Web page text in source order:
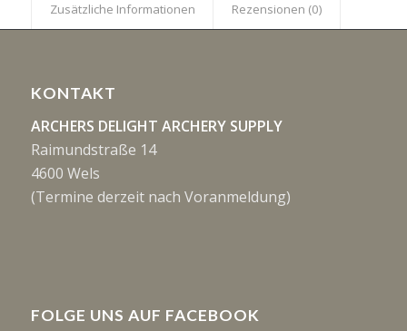
Zusätzliche Informationen Rezensionen (0)
KONTAKT
ARCHERS DELIGHT ARCHERY SUPPLY
Raimundstraße 14
4600 Wels
(Termine derzeit nach Voranmeldung)
FOLGE UNS AUF FACEBOOK